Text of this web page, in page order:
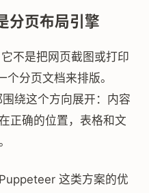
分页布局引擎
不是把网页截图或打印
分页文档来排版。
绕这个方向展开：内容
正确的位置，表格和文
这类方案的优